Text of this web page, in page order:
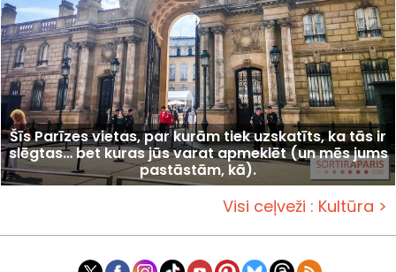
Šīs Parīzes vietas, par kurām tiek uzskatīts, ka tās ir
slēgtas… bet kuras jūs varat apmeklēt (un mēs jums
pastāstām, kā).
Visi ceļveži : Kultūra >